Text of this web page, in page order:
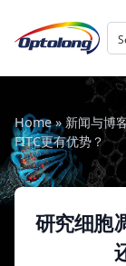
The Logo of
Home»新闻与博
FITC更有优势？
研究细胞